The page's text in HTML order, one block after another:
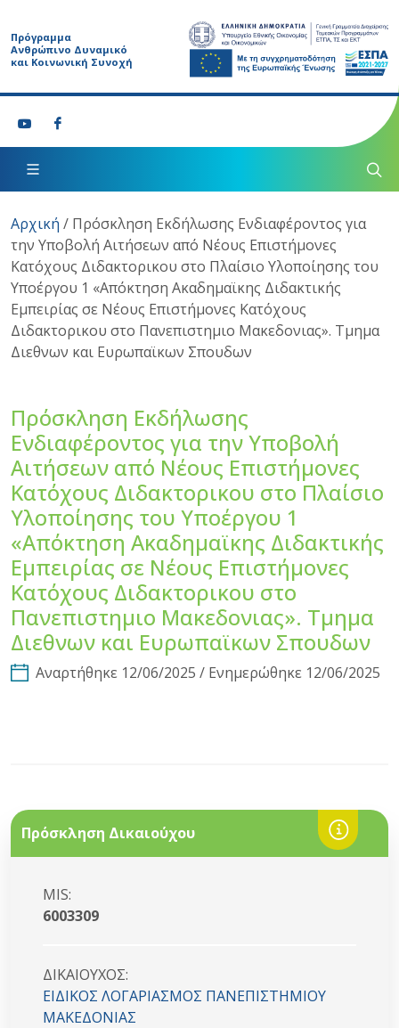
Πρόγραμμα
Ανθρώπινο Δυναμικό
και Κοινωνική Συνοχή
Αρχική / Πρόσκληση Εκδήλωσης Ενδιαφέροντος για
την Υποβολή Αιτήσεων από Νέους Επιστήμονες
Κατόχους Διδακτορικου στο Πλαίσιο Υλοποίησης του
Υποέργου 1 «Απόκτηση Ακαδημαϊκης Διδακτικής
Εμπειρίας σε Νέους Επιστήμονες Κατόχους
Διδακτορικου στο Πανεπιστημιο Μακεδονιας». Τμημα
Διεθνων και Ευρωπαϊκων Σπουδων
Πρόσκληση Εκδήλωσης
Ενδιαφέροντος για την Υποβολή
Αιτήσεων από Νέους Επιστήμονες
Κατόχους Διδακτορικου στο Πλαίσιο
Υλοποίησης του Υποέργου 1
«Απόκτηση Ακαδημαϊκης Διδακτικής
Εμπειρίας σε Νέους Επιστήμονες
Κατόχους Διδακτορικου στο
Πανεπιστημιο Μακεδονιας». Τμημα
Διεθνων και Ευρωπαϊκων Σπουδων
Αναρτήθηκε 12/06/2025 / Ενημερώθηκε 12/06/2025
Πρόσκληση Δικαιούχου
MIS:
6003309
ΔΙΚΑΙΟYΧΟΣ:
ΕΙΔΙΚΟΣ ΛΟΓΑΡΙΑΣΜΟΣ ΠΑΝΕΠΙΣΤΗΜΙΟΥ
ΜΑΚΕΔΟΝΙΑΣ